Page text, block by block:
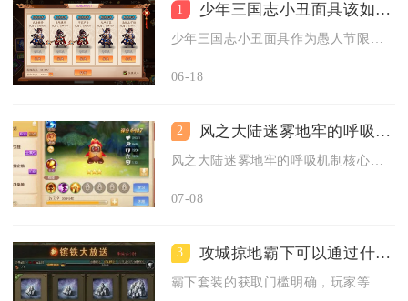
1 少年三国志小丑面具该如何获取
06-18
2 风之大陆迷雾地牢的呼吸机制是怎样的
07-08
3 攻城掠地霸下可以通过什么方式得到